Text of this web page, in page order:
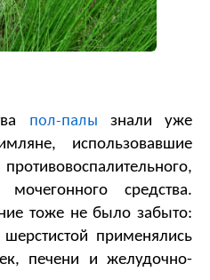
пол-палы знали уже
использовавшие
средства.
тоже не было забыто:
применялись
печени и желудочно-